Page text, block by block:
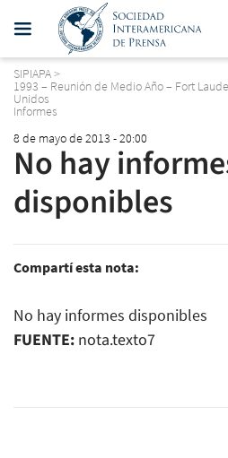
SIPIAPA>
1993 – Reunión de Medio Año – Fort
Unidos
Informes
8 de mayo de 2013 - 20:00
No hay
disponibles
Compartí esta nota:
No hay informes disponibles
FUENTE: nota.texto7